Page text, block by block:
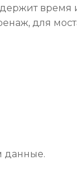
время
для
данные.